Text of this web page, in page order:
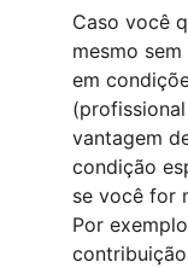
Caso você
mesmo
em
vantagem
condição
se você for
Por